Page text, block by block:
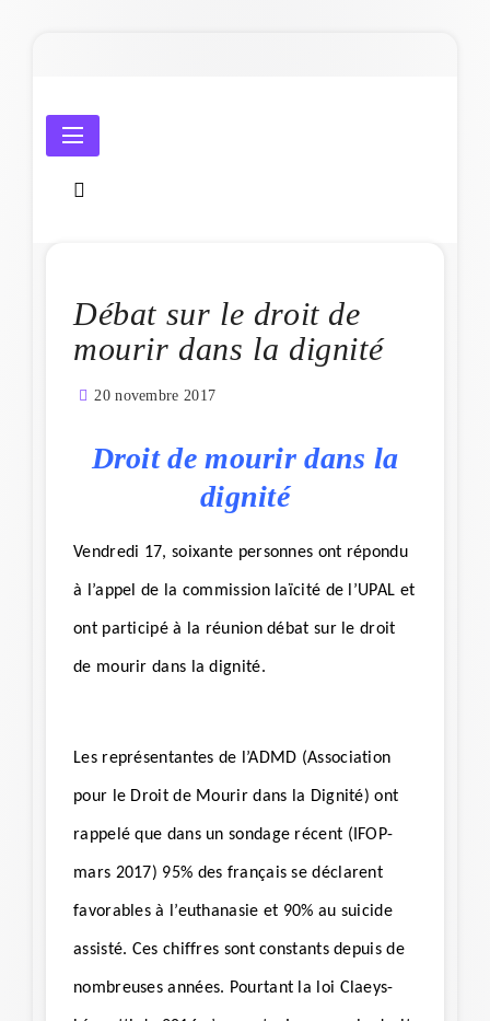
Amicale Laïque de Penmarc'h
Débat sur le droit de
mourir dans la dignité
20 novembre 2017
Droit de mourir dans la
dignité
Vendredi 17, soixante personnes ont répondu
à l’appel de la commission laïcité de l’UPAL et
ont participé à la réunion débat sur le droit
de mourir dans la dignité.
Les représentantes de l’ADMD (Association
pour le Droit de Mourir dans la Dignité) ont
rappelé que dans un sondage récent (IFOP-
mars 2017) 95% des français se déclarent
favorables à l’euthanasie et 90% au suicide
assisté. Ces chiffres sont constants depuis de
nombreuses années. Pourtant la loi Claeys-